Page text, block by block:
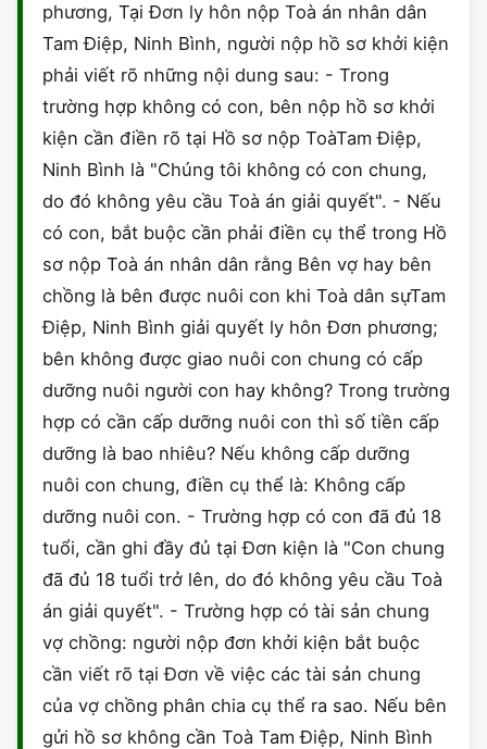
phương, Tại Đơn ly hôn nộp Toà án nhân dân
Tam Điệp, Ninh Bình, người nộp hồ sơ khởi kiện
phải viết rõ những nội dung sau: - Trong
trường hợp không có con, bên nộp hồ sơ khởi
kiện cần điền rõ tại Hồ sơ nộp ToàTam Điệp,
Ninh Bình là "Chúng tôi không có con chung,
do đó không yêu cầu Toà án giải quyết". - Nếu
có con, bắt buộc cần phải điền cụ thể trong Hồ
sơ nộp Toà án nhân dân rằng Bên vợ hay bên
chồng là bên được nuôi con khi Toà dân sựTam
Điệp, Ninh Bình giải quyết ly hôn Đơn phương;
bên không được giao nuôi con chung có cấp
dưỡng nuôi người con hay không? Trong trường
hợp có cần cấp dưỡng nuôi con thì số tiền cấp
dưỡng là bao nhiêu? Nếu không cấp dưỡng
nuôi con chung, điền cụ thể là: Không cấp
dưỡng nuôi con. - Trường hợp có con đã đủ 18
tuổi, cần ghi đầy đủ tại Đơn kiện là "Con chung
đã đủ 18 tuổi trở lên, do đó không yêu cầu Toà
án giải quyết". - Trường hợp có tài sản chung
vợ chồng: người nộp đơn khởi kiện bắt buộc
cần viết rõ tại Đơn về việc các tài sản chung
của vợ chồng phân chia cụ thể ra sao. Nếu bên
gửi hồ sơ không cần Toà Tam Điệp, Ninh Bình